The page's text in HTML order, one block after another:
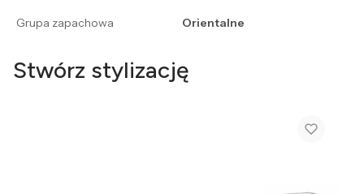
Grupa zapachowa
Orientalne
Stwórz stylizację